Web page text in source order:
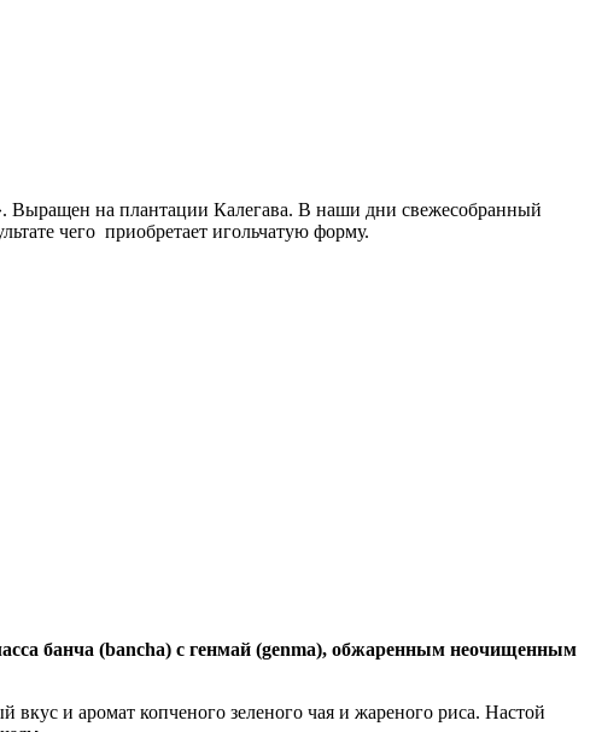
Выращен на плантации Калегава. В наши дни свежесобранный
чего приобретает игольчатую форму.
банча (bancha) с генмай (genma), обжаренным неочищенным
и аромат копченого зеленого чая и жареного риса. Настой